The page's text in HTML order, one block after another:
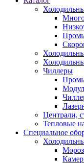
Чиллеры
Централи,
Тепловые
Специальное